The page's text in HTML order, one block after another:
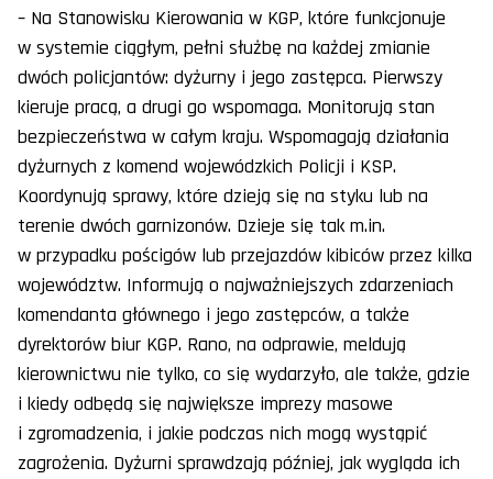
– Na Stanowisku Kierowania w KGP, które funkcjonuje
w systemie ciągłym, pełni służbę na każdej zmianie
dwóch policjantów: dyżurny i jego zastępca. Pierwszy
kieruje pracą, a drugi go wspomaga. Monitorują stan
bezpieczeństwa w całym kraju. Wspomagają działania
dyżurnych z komend wojewódzkich Policji i KSP.
Koordynują sprawy, które dzieją się na styku lub na
terenie dwóch garnizonów. Dzieje się tak m.in.
w przypadku pościgów lub przejazdów kibiców przez kilka
województw. Informują o najważniejszych zdarzeniach
komendanta głównego i jego zastępców, a także
dyrektorów biur KGP. Rano, na odprawie, meldują
kierownictwu nie tylko, co się wydarzyło, ale także, gdzie
i kiedy odbędą się największe imprezy masowe
i zgromadzenia, i jakie podczas nich mogą wystąpić
zagrożenia. Dyżurni sprawdzają później, jak wygląda ich